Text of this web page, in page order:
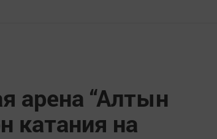
арена “Алтын
катания на